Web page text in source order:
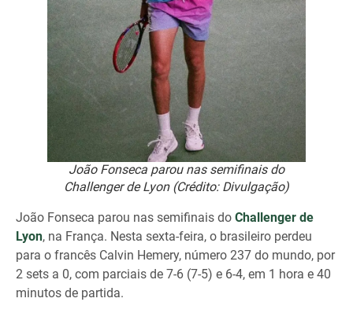
João Fonseca parou nas semifinais do
Challenger de Lyon (Crédito: Divulgação)
João Fonseca parou nas semifinais do Challenger de
Lyon, na França. Nesta sexta-feira, o brasileiro perdeu
para o francês Calvin Hemery, número 237 do mundo, por
2 sets a 0, com parciais de 7-6 (7-5) e 6-4, em 1 hora e 40
minutos de partida.